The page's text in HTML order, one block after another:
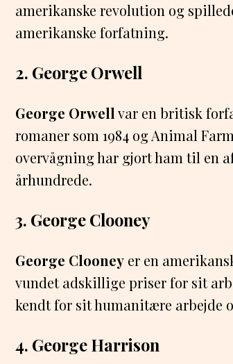
amerikanske revolution og
amerikanske forfatning.
2. George Orwell
George Orwell var en britisk
romaner som 1984 og Animal
overvågning har gjort ham til en
århundrede.
3. George Clooney
George Clooney er en
vundet adskillige priser for sit
kendt for sit humanitære arbejde
4. George Harrison